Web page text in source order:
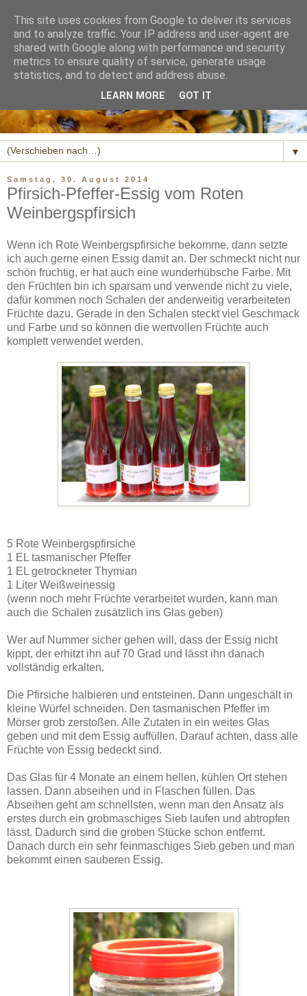
▼
Samstag, 30. August 2014
Pfirsich-Pfeffer-Essig vom Roten
Weinbergspfirsich
Wenn ich Rote Weinbergspfirsiche bekomme, dann setzte
ich auch gerne einen Essig damit an. Der schmeckt nicht nur
schön fruchtig, er hat auch eine wunderhübsche Farbe. Mit
den Früchten bin ich sparsam und verwende nicht zu viele,
dafür kommen noch Schalen der anderweitig verarbeiteten
Früchte dazu. Gerade in den Schalen steckt viel Geschmack
und Farbe und so können die wertvollen Früchte auch
komplett verwendet werden.
5 Rote Weinbergspfirsiche
1 EL tasmanischer Pfeffer
1 EL getrockneter Thymian
1 Liter Weißweinessig
(wenn noch mehr Früchte verarbeitet wurden, kann man
auch die Schalen zusätzlich ins Glas geben)
Wer auf Nummer sicher gehen will, dass der Essig nicht
kippt, der erhitzt ihn auf 70 Grad und lässt ihn danach
vollständig erkalten.
Die Pfirsiche halbieren und entsteinen. Dann ungeschält in
kleine Würfel schneiden. Den tasmanischen Pfeffer im
Mörser grob zerstoßen. Alle Zutaten in ein weites Glas
geben und mit dem Essig auffüllen. Darauf achten, dass alle
Früchte von Essig bedeckt sind.
Das Glas für 4 Monate an einem hellen, kühlen Ort stehen
lassen. Dann abseihen und in Flaschen füllen. Das
Abseihen geht am schnellsten, wenn man den Ansatz als
erstes durch ein grobmaschiges Sieb laufen und abtropfen
lässt. Dadurch sind die groben Stücke schon entfernt.
Danach durch ein sehr feinmaschiges Sieb geben und man
bekommt einen sauberen Essig.
This site uses cookies from Google to deliver its services
and to analyze traffic. Your IP address and user-agent are
shared with Google along with performance and security
metrics to ensure quality of service, generate usage
statistics, and to detect and address abuse.
LEARN MORE GOT IT